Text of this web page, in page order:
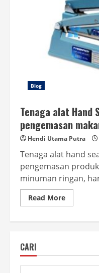
Blog
Tenaga alat Hand
pengemasan
Hendi Utama Putra
Tenaga alat hand
pengemasan
minuman ringan,
Read MoreRead
more
saat
makanan
CARI